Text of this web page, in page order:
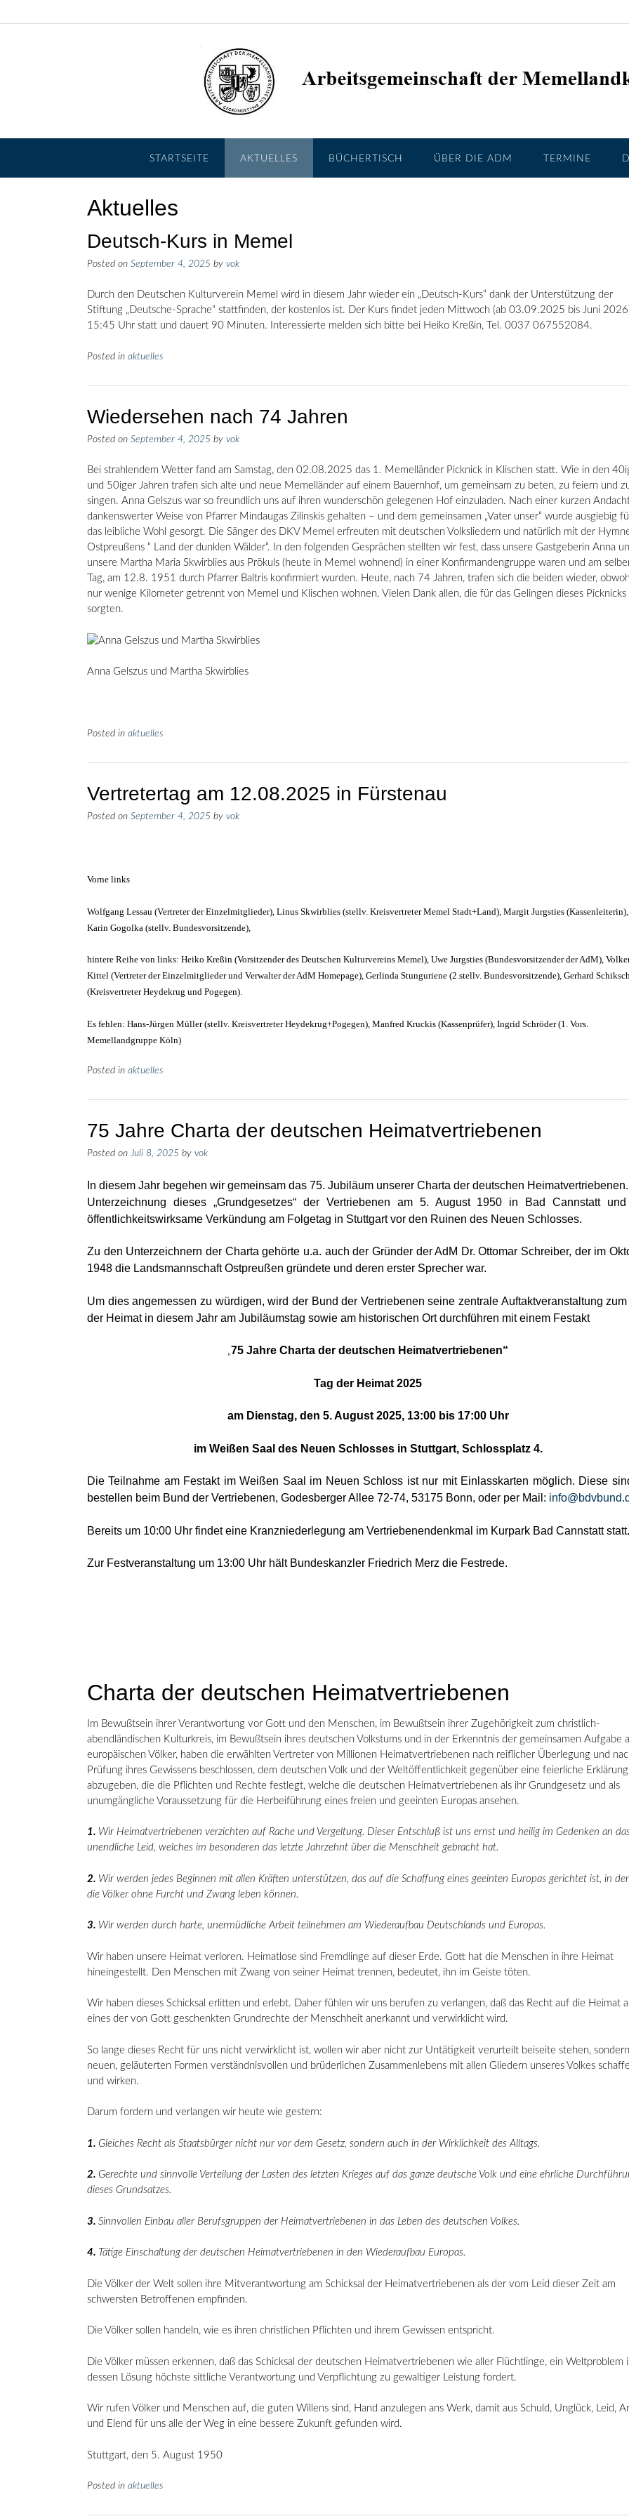
to
STARTSEITE AKTUELLES BÜCHERTISCH ÜBER DIE ADM TERMINE
Aktuelles
Deutsch-Kurs in Memel
Posted on September 4, 2025 by vok
Durch den Deutschen Kulturverein Memel wird in diesem Jahr wieder ein „Deutsch-Kurs“ dank der Unterstützung der
Stiftung „Deutsche-Sprache“ stattfinden, der kostenlos ist. Der Kurs findet jeden Mittwoch (ab 03.09.2025 bis Juni
15:45 Uhr statt und dauert 90 Minuten. Interessierte melden sich bitte bei Heiko Kreßin, Tel. 0037 067552084.
Posted in aktuelles
Wiedersehen nach 74 Jahren
Posted on September 4, 2025 by vok
Bei strahlendem Wetter fand am Samstag, den 02.08.2025 das 1. Memelländer Picknick in Klischen statt. Wie in den
und 50iger Jahren trafen sich alte und neue Memelländer auf einem Bauernhof, um gemeinsam zu beten, zu feiern und
singen. Anna Gelszus war so freundlich uns auf ihren wunderschön gelegenen Hof einzuladen. Nach einer kurzen
dankenswerter Weise von Pfarrer Mindaugas Zilinskis gehalten – und dem gemeinsamen „Vater unser“ wurde ausgiebig
das leibliche Wohl gesorgt. Die Sänger des DKV Memel erfreuten mit deutschen Volksliedern und natürlich mit der
Ostpreußens “ Land der dunklen Wälder“. In den folgenden Gesprächen stellten wir fest, dass unsere Gastgeberin Anna
unsere Martha Maria Skwirblies aus Prökuls (heute in Memel wohnend) in einer Konfirmandengruppe waren und am
Tag, am 12.8. 1951 durch Pfarrer Baltris konfirmiert wurden. Heute, nach 74 Jahren, trafen sich die beiden wieder,
nur wenige Kilometer getrennt von Memel und Klischen wohnen. Vielen Dank allen, die für das Gelingen dieses Picknicks
sorgten.
Anna Gelszus und Martha Skwirblies
Posted in aktuelles
Vertretertag am 12.08.2025 in Fürstenau
Posted on September 4, 2025 by vok
Vorne links
Wolfgang Lessau (Vertreter der Einzelmitglieder), Linus Skwirblies (stellv. Kreisvertreter Memel Stadt+Land), Margit Jurgsties (Kassenleiterin),
Karin Gogolka (stellv. Bundesvorsitzende),
hintere Reihe von links: Heiko Kreßin (Vorsitzender des Deutschen Kulturvereins Memel), Uwe Jurgsties (Bundesvorsitzender der AdM),
Kittel (Vertreter der Einzelmitglieder und Verwalter der AdM Homepage), Gerlinda Stunguriene (2.stellv. Bundesvorsitzende), Gerhard
(Kreisvertreter Heydekrug und Pogegen).
Es fehlen: Hans-Jürgen Müller (stellv. Kreisvertreter Heydekrug+Pogegen), Manfred Kruckis (Kassenprüfer), Ingrid Schröder (1. Vors.
Memellandgruppe Köln)
Posted in aktuelles
75 Jahre Charta der deutschen Heimatvertriebenen
Posted onJuli 8, 2025 by vok
In diesem Jahr begehen wir gemeinsam das 75. Jubiläum unserer Charta der deutschen
Unterzeichnung dieses „Grundgesetzes“ der Vertriebenen am 5. August 1950 in Bad Cannstatt
öffentlichkeitswirksame Verkündung am Folgetag in Stuttgart vor den Ruinen des Neuen Schlosses.
Zu den Unterzeichnern der Charta gehörte u.a. auch der Gründer der AdM Dr. Ottomar Schreiber, der im
1948 die Landsmannschaft Ostpreußen gründete und deren erster Sprecher war.
Um dies angemessen zu würdigen, wird der Bund der Vertriebenen seine zentrale Auftaktveranstaltung zum
der Heimat in diesem Jahr am Jubiläumstag sowie am historischen Ort durchführen mit einem Festakt
„75 Jahre Charta der deutschen Heimatvertriebenen“
Tag der Heimat 2025
am Dienstag, den 5. August 2025, 13:00 bis 17:00 Uhr
im Weißen Saal des Neuen Schlosses in Stuttgart, Schlossplatz 4.
Die Teilnahme am Festakt im Weißen Saal im Neuen Schloss ist nur mit Einlasskarten möglich. Diese
bestellen beim Bund der Vertriebenen, Godesberger Allee 72-74, 53175 Bonn, oder per Mail:
Bereits um 10:00 Uhr findet eine Kranzniederlegung am Vertriebenendenkmal im Kurpark Bad Cannstatt statt.
Zur Festveranstaltung um 13:00 Uhr hält Bundeskanzler Friedrich Merz die Festrede.
Charta der deutschen Heimatvertriebenen
Im Bewußtsein ihrer Verantwortung vor Gott und den Menschen, im Bewußtsein ihrer Zugehörigkeit zum christlich-
abendländischen Kulturkreis, im Bewußtsein ihres deutschen Volkstums und in der Erkenntnis der gemeinsamen Aufgabe
europäischen Völker, haben die erwählten Vertreter von Millionen Heimatvertriebenen nach reiflicher Überlegung und
Prüfung ihres Gewissens beschlossen, dem deutschen Volk und der Weltöffentlichkeit gegenüber eine feierliche Erklärung
abzugeben, die die Pflichten und Rechte festlegt, welche die deutschen Heimatvertriebenen als ihr Grundgesetz und als
unumgängliche Voraussetzung für die Herbeiführung eines freien und geeinten Europas ansehen.
1. Wir Heimatvertriebenen verzichten auf Rache und Vergeltung. Dieser Entschluß ist uns ernst und heilig im Gedenken an
unendliche Leid, welches im besonderen das letzte Jahrzehnt über die Menschheit gebracht hat.
2. Wir werden jedes Beginnen mit allen Kräften unterstützen, das auf die Schaffung eines geeinten Europas gerichtet ist, in
die Völker ohne Furcht und Zwang leben können.
3. Wir werden durch harte, unermüdliche Arbeit teilnehmen am Wiederaufbau Deutschlands und Europas.
Wir haben unsere Heimat verloren. Heimatlose sind Fremdlinge auf dieser Erde. Gott hat die Menschen in ihre Heimat
hineingestellt. Den Menschen mit Zwang von seiner Heimat trennen, bedeutet, ihn im Geiste töten.
Wir haben dieses Schicksal erlitten und erlebt. Daher fühlen wir uns berufen zu verlangen, daß das Recht auf die Heimat
eines der von Gott geschenkten Grundrechte der Menschheit anerkannt und verwirklicht wird.
So lange dieses Recht für uns nicht verwirklicht ist, wollen wir aber nicht zur Untätigkeit verurteilt beiseite stehen,
neuen, geläuterten Formen verständnisvollen und brüderlichen Zusammenlebens mit allen Gliedern unseres Volkes
und wirken.
Darum fordern und verlangen wir heute wie gestern:
1. Gleiches Recht als Staatsbürger nicht nur vor dem Gesetz, sondern auch in der Wirklichkeit des Alltags.
2. Gerechte und sinnvolle Verteilung der Lasten des letzten Krieges auf das ganze deutsche Volk und eine ehrliche
dieses Grundsatzes.
3. Sinnvollen Einbau aller Berufsgruppen der Heimatvertriebenen in das Leben des deutschen Volkes.
4. Tätige Einschaltung der deutschen Heimatvertriebenen in den Wiederaufbau Europas.
Die Völker der Welt sollen ihre Mitverantwortung am Schicksal der Heimatvertriebenen als der vom Leid dieser Zeit am
schwersten Betroffenen empfinden.
Die Völker sollen handeln, wie es ihren christlichen Pflichten und ihrem Gewissen entspricht.
Die Völker müssen erkennen, daß das Schicksal der deutschen Heimatvertriebenen wie aller Flüchtlinge, ein Weltproblem
dessen Lösung höchste sittliche Verantwortung und Verpflichtung zu gewaltiger Leistung fordert.
Wir rufen Völker und Menschen auf, die guten Willens sind, Hand anzulegen ans Werk, damit aus Schuld, Unglück, Leid,
und Elend für uns alle der Weg in eine bessere Zukunft gefunden wird.
Stuttgart, den 5. August 1950
Posted in aktuelles